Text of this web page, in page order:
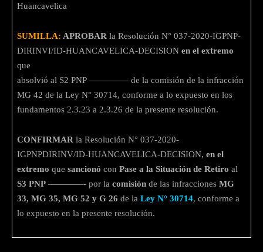
Huancavelica
SUMILLA: APROBAR la Resolución N° 037-2020-IGPNP-
DIRINVI/ID-HUANCAVELICA-DECISION en el extremo
que
absolvió al S2 PNP ————– de la comisión de la infracción
MG 42 de la Ley N° 30714, conforme a lo expuesto en los
fundamentos 2.3.23 a 2.3.26 de la presente resolución.
CONFIRMAR la Resolución N° 037-2020-
IGPNPDIRINV/ID-HUANCAVELICA-DECISION, en el
extremo que sancionó con Pase a la Situación de Retiro al
S3 PNP ————- por la comisión de las infracciones MG
33, MG 35, MG 52 y G 26 de la Ley N° 30714, conforme a
lo expuesto en la presente resolución.